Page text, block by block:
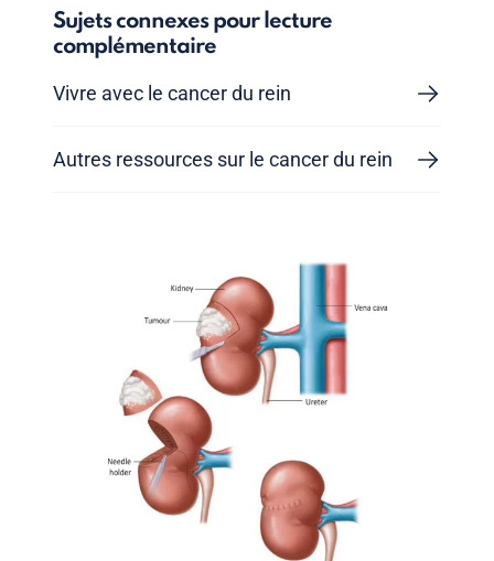
Sujets connexes pour lecture
complémentaire
Vivre avec le cancer du rein
Autres ressources sur le cancer du rein